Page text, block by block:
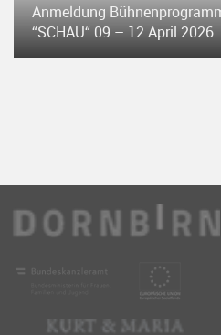
Anmeldung
“SCHAU“ 09 – 12 April 2026